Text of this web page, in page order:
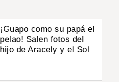
¡Guapo como su papá el
pelao! Salen fotos del
hijo de Aracely y el Sol